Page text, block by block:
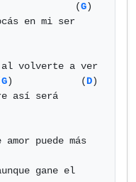
(G)
en mi ser
al volverte a ver
G)            (D)
así será
puede más
gane el